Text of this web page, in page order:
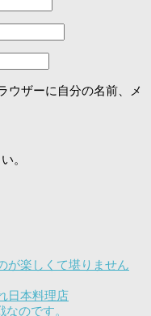
ウザーに自分の名前、メ
。
が楽しくて堪りません
日本料理店
のです。